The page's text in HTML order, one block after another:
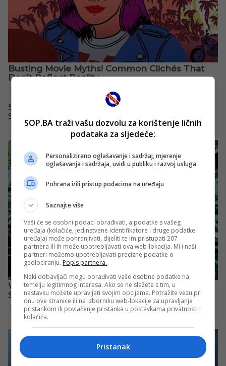
SOP.BA traži vašu dozvolu za korištenje ličnih
podataka za sljedeće:
Personalizirano oglašavanje i sadržaj, mjerenje
oglašavanja i sadržaja, uvidi u publiku i razvoj usluga
Pohrana i/ili pristup podacima na uređaju
Saznajte više
Vaši će se osobni podaci obrađivati, a podatke s vašeg
uređaja (kolačiće, jedinstvene identifikatore i druge podatke
uređaja) može pohranjivati, dijeliti te im pristupati 207
partnera ili ih može upotrebljavati ova web-lokacija. Mi i naši
partneri možemo upotrebljavati precizne podatke o
geolociranju. Popis partnera.
Neki dobavljači mogu obrađivati vaše osobne podatke na
temelju legitimnog interesa. Ako se ne slažete s tim, u
nastavku možete upravljati svojim opcijama. Potražite vezu pri
dnu ove stranice ili na izborniku web-lokacije za upravljanje
pristankom ili povlačenje pristanka u postavkama privatnosti i
kolačića.
Pristanak